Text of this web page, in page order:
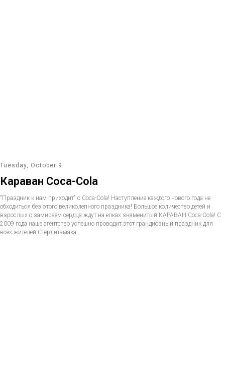
Tuesday, October 9
Караван Coca-Cola
"Праздник к нам приходит" с Coca-Cola! Наступление каждого нового года не
обходиться без этого великолепного праздника! Большое количество детей и
взрослых с замираем сердца ждут на елках знаменитый КАРАВАН Coca-Cola! С
2009 года наше агентство успешно проводит этот грандиозный праздник для
всех жителей Стерлитамака.